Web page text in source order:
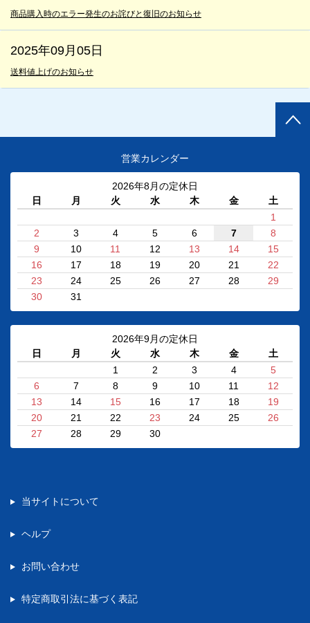
商品購入時のエラー発生のお詫びと復旧のお知らせ
2025年09月05日
送料値上げのお知らせ
営業カレンダー
2026年8月の定休日
日
月 火 水 木 金
土
1
2
3 4 5 6 7
8
9
10 11 12 13 14
15
16
17 18 19 20 21
22
23
24 25 26 27 28
29
30
31
2026年9月の定休日
日
月 火 水 木 金
土
1
2 3 4
5
6
7 8 9 10 11
12
13
14 15 16 17 18
19
20
21 22 23 24 25
26
27
28 29 30
当サイトについて
ヘルプ
お問い合わせ
特定商取引法に基づく表記